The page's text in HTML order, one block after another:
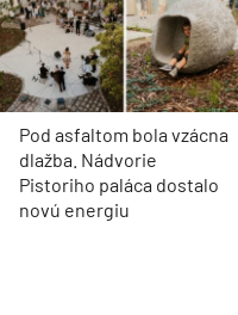
Pod asfaltom bola vzácna
dlažba. Nádvorie
Pistoriho paláca dostalo
novú energiu